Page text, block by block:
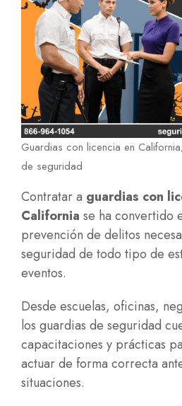
Guardias con licencia en
de seguridad
Contratar a guardias con
California se ha convertido
prevención de delitos
seguridad de todo tipo de
eventos.
Desde escuelas, oficinas,
los guardias de seguridad
capacitaciones y prácticas
actuar de forma correcta
situaciones.